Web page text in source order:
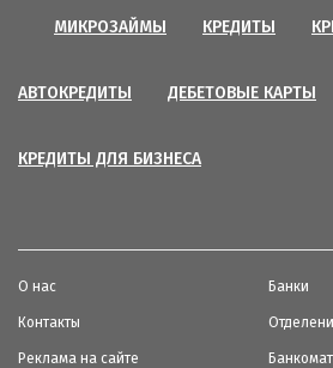
МИКРОЗАЙМЫ КРЕДИТЫ
АВТОКРЕДИТЫ ДЕБЕТОВЫЕ КАРТЫ
КРЕДИТЫ ДЛЯ БИЗНЕСА
О нас
Контакты
Реклама на сайте
Банки